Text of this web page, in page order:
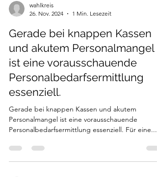
ntenarchiv/Dokument/MMD18-17465.pdf
wahlkreis
26. Nov. 2024
1 Min. Lesezeit
Gerade bei knappen Kassen
und akutem Personalmangel
ist eine vorausschauende
Personalbedarfsermittlung
essenziell.
Gerade bei knappen Kassen und akutem
Personalmangel ist eine vorausschauende
Personalbedarfsermittlung essenziell. Für eine...